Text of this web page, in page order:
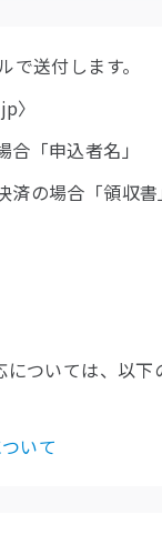
送付します。
〉
「申込者名」
の場合「領収書
ついては、以下
いて